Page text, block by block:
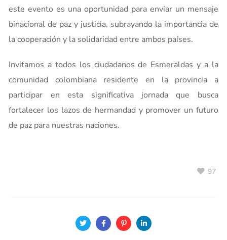
este evento es una oportunidad para enviar un mensaje
binacional de paz y justicia, subrayando la importancia de
la cooperación y la solidaridad entre ambos países.
Invitamos a todos los ciudadanos de Esmeraldas y a la
comunidad colombiana residente en la provincia a
participar en esta significativa jornada que busca
fortalecer los lazos de hermandad y promover un futuro
de paz para nuestras naciones.
97